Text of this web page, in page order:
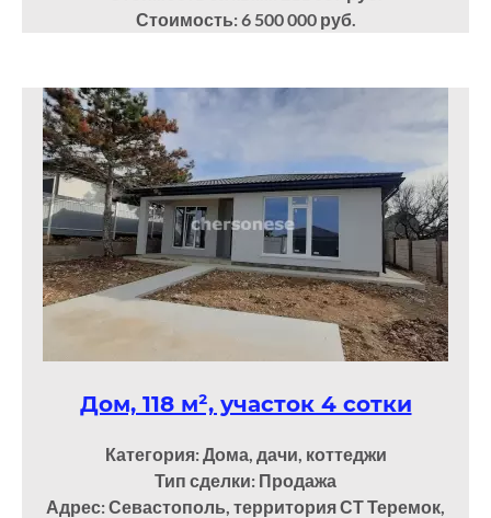
Стоимость: 6 500 000 руб.
Дом, 118 м², участок 4 сотки
Категория: Дома, дачи, коттеджи
Тип сделки: Продажа
Адрес: Севастополь, территория СТ Теремок,